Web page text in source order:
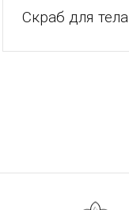
Скраб для тела